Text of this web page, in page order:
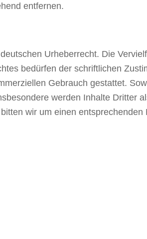
entfernen.
Urheberrecht. Die
bedürfen der schriftlichen
Gebrauch gestattet.
werden Inhalte Dritter
wir um einen entsprechenden